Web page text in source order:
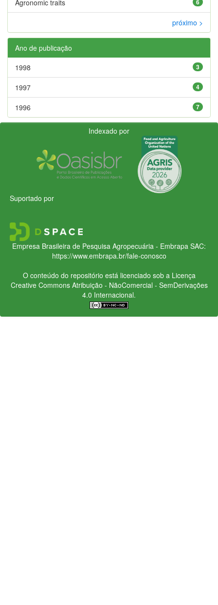
Agronomic traits
próximo >
Ano de publicação
3
1998
4
1997
7
1996
Indexado por
Suportado por
Empresa Brasileira de Pesquisa Agropecuária - Embrapa SAC:
https://www.embrapa.br/fale-conosco
O conteúdo do repositório está licenciado sob a Licença
Creative CommonsAtribuição - NãoComercial - SemDerivações
4.0 Internacional.